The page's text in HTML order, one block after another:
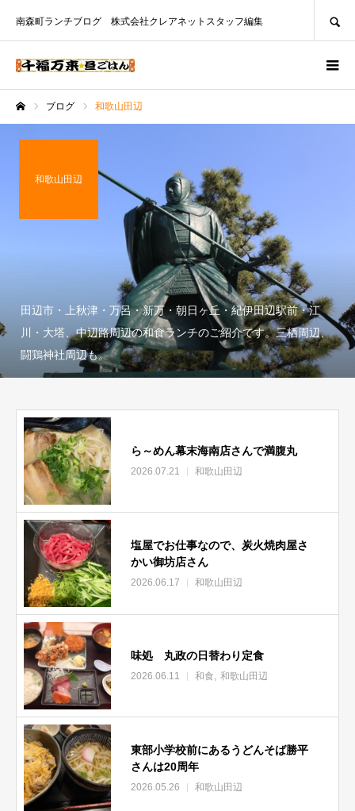
南森町ランチブログ 株式会社クレアネットスタッフ編集
ブログ 和歌山田辺
和歌山田辺
田辺市・上秋津・万呂・新万・朝日ヶ丘・紀伊田辺駅前・江
川・大塔、中辺路周辺の和食ランチのご紹介です。三栖周辺、
闘鶏神社周辺も。
ら～めん幕末海南店さんで満腹丸
2026.07.21 和歌山田辺
塩屋でお仕事なので、炭火焼肉屋さ
かい御坊店さん
2026.06.17 和歌山田辺
味処 丸政の日替わり定食
2026.06.11 和食 和歌山田辺
東部小学校前にあるうどんそば勝平
さんは20周年
2026.05.26 和歌山田辺